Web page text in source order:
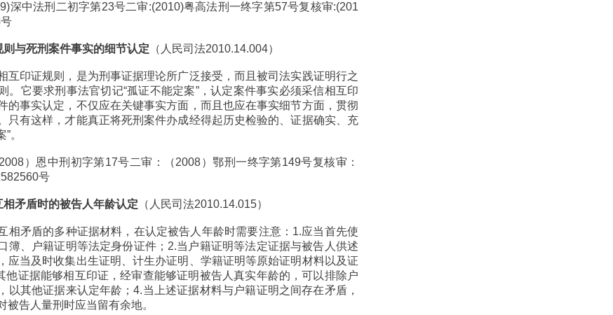
深中法刑二初字第23号二审:(2010)粤高法刑一终字第57号复核审:(201
与死刑案件事实的细节认定 （人民司法2010.14.004）
互印证规则，是为刑事证据理论所广泛接受，而且被司法实践证明行之
。它要求刑事法官切记“孤证不能定案”，认定案件事实必须采信相互印
的事实认定，不仅应在关键事实方面，而且也应在事实细节方面，贯彻
只有这样，才能真正将死刑案件办成经得起历史检验的、证据确实、充
”。
）恩中刑初字第17号二审：（2008）鄂刑一终字第149号复核审：
号
矛盾时的被告人年龄认定 （人民司法2010.14.015）
相矛盾的多种证据材料，在认定被告人年龄时需要注意：1.应当首先使
簿、户籍证明等法定身份证件；2.当户籍证明等法定证据与被告人供述
应当及时收集出生证明、计生办证明、学籍证明等原始证明材料以及证
他证据能够相互印证，经审查能够证明被告人真实年龄的，可以排除户
以其他证据来认定年龄；4.当上述证据材料与户籍证明之间存在矛盾，
被告人量刑时应当留有余地。